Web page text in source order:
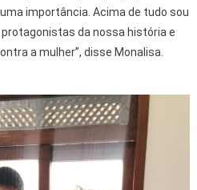
importância. Acima de tudo sou
da nossa história e
a mulher”, disse Monalisa.